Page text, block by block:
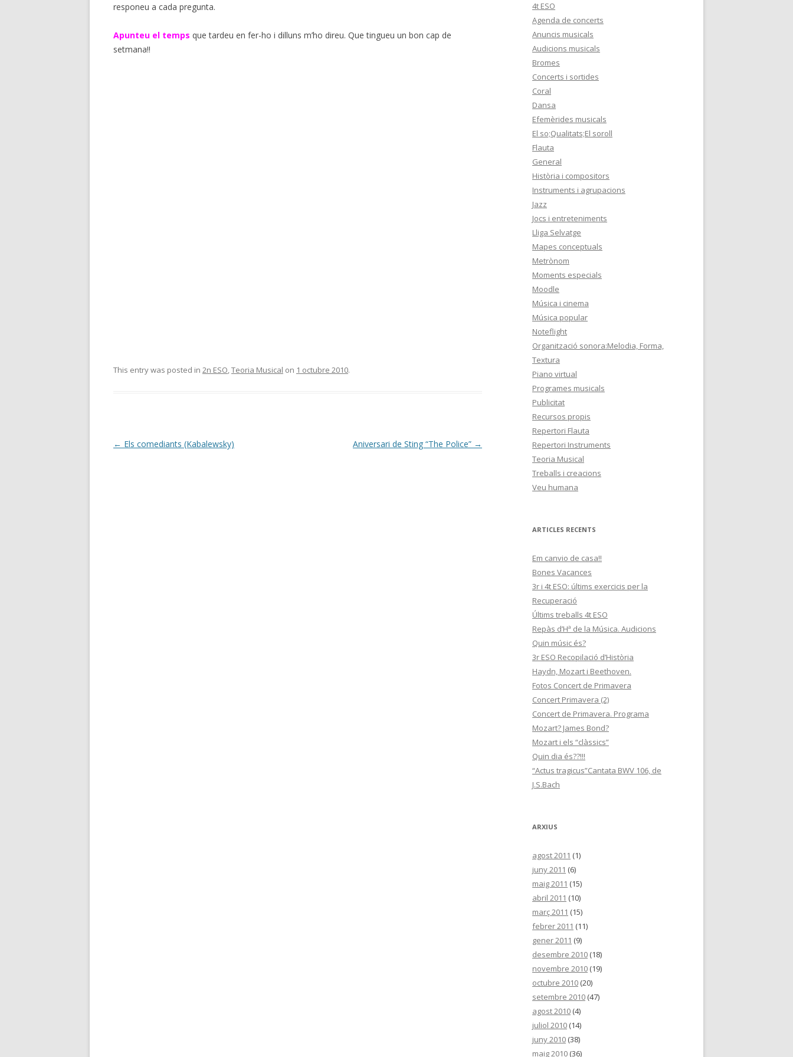
ANIVERSARIS MES D’OCTUBRE
L’ORQUESTRA I ALTRES
AGRUPAMENTS
LA VEU I ELS AGRUPAMENTS
MÉS CANÇONS
TREBALLEM EL SI BEMOLL
JOCS
responeu a cada pregunta.
Apunteu el temps que tardeu en fer-ho i dilluns m’ho direu. Que tingueu un bon cap de
setmana!!
This entry was posted in 2n ESO,Teoria Musical on 1 octubre 2010.
Post
← Els comediants (Kabalewsky) Aniversari de Sting “The Police” →
4t ESO
Agenda de concerts
Anuncis musicals
Audicions musicals
Bromes
Concerts i sortides
Coral
Dansa
Efemèrides musicals
El so;Qualitats;El soroll
Flauta
General
Història i compositors
Instruments i agrupacions
Jazz
Jocs i entreteniments
Lliga Selvatge
Mapes conceptuals
Metrònom
Moments especials
Moodle
Música i cinema
Música popular
Noteflight
Organització sonora:Melodia, Forma,
Textura
Piano virtual
Programes musicals
Publicitat
Recursos propis
Repertori Flauta
Repertori Instruments
Teoria Musical
Treballs i creacions
Veu humana
ARTICLES RECENTS
Em canvio de casa!!
Bones Vacances
3r i 4t ESO: últims exercicis per la
Recuperació
Últims treballs 4t ESO
Repàs d’Hª de la Música. Audicions
Quin músic és?
3r ESO Recopilació d’Història
Haydn, Mozart i Beethoven.
Fotos Concert de Primavera
Concert Primavera (2)
Concert de Primavera. Programa
Mozart? James Bond?
Mozart i els “clàssics”
Quin dia és??!!!
“Actus tragicus”Cantata BWV 106, de
J.S.Bach
ARXIUS
agost 2011 (1)
juny 2011 (6)
maig 2011 (15)
abril 2011 (10)
març 2011 (15)
febrer 2011 (11)
gener 2011 (9)
desembre 2010 (18)
novembre 2010 (19)
octubre 2010 (20)
setembre 2010 (47)
agost 2010 (4)
juliol 2010 (14)
juny 2010 (38)
maig 2010 (36)